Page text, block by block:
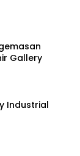
Gallery
Industrial